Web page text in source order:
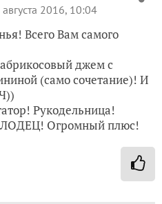
2016, 10:04
Всего Вам самого
джем с
(само сочетание)! И
Рукодельница!
Огромный плюс!